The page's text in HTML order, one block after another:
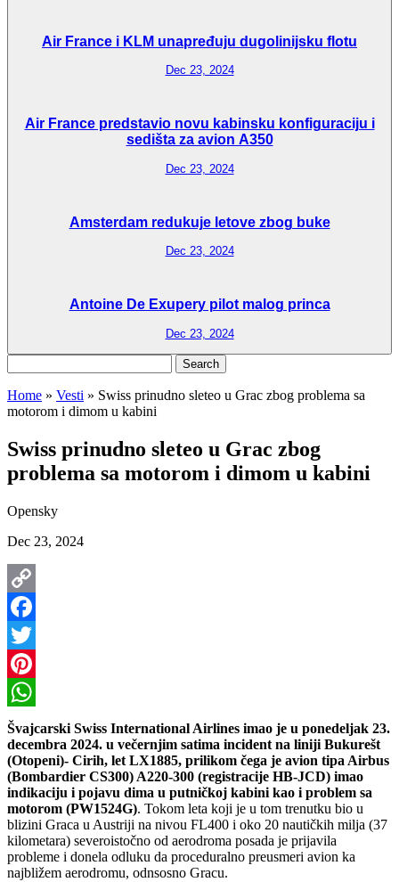
Air France i KLM unapređuju dugolinijsku flotu
Dec 23, 2024
Air France predstavio novu kabinsku konfiguraciju i
sedišta za avion A350
Dec 23, 2024
Amsterdam redukuje letove zbog buke
Dec 23, 2024
Antoine De Exupery pilot malog princa
Dec 23, 2024
for:
Home » Vesti » Swiss prinudno sleteo u Grac zbog problema sa
motorom i dimom u kabini
Swiss prinudno sleteo u Grac zbog
problema sa motorom i dimom u kabini
Opensky
Dec 23, 2024
Copy
Link
Facebook
Twitter
Pinterest
WhatsApp
Švajcarski Swiss International Airlines imao je u ponedeljak 23.
decembra 2024. u večernjim satima incident na liniji Bukurešt
(Otopeni)- Cirih, let LX1885, prilikom čega je avion tipa Airbus
(Bombardier CS300) A220-300 (registracije HB-JCD) imao
indikaciju i pojavu dima u putničkoj kabini kao i problem sa
motorom (PW1524G). Tokom leta koji je u tom trenutku bio u
blizini Graca u Austriji na nivou FL400 i oko 20 nautičkih milja (37
kilometara) severoistočno od aerodroma posada je prijavila
probleme i donela odluku da proceduralno preusmeri avion ka
najbližem aerodromu, odnsosno Gracu.